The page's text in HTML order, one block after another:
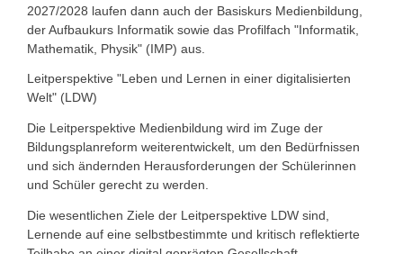
2027/2028 laufen dann auch der Basiskurs Medienbildung,
der Aufbaukurs Informatik sowie das Profilfach "Informatik,
Mathematik, Physik" (IMP) aus.
Leitperspektive "Leben und Lernen in einer digitalisierten
Welt" (LDW)
Die Leitperspektive Medienbildung wird im Zuge der
Bildungsplanreform weiterentwickelt, um den Bedürfnissen
und sich ändernden Herausforderungen der Schülerinnen
und Schüler gerecht zu werden.
Die wesentlichen Ziele der Leitperspektive LDW sind,
Lernende auf eine selbstbestimmte und kritisch reflektierte